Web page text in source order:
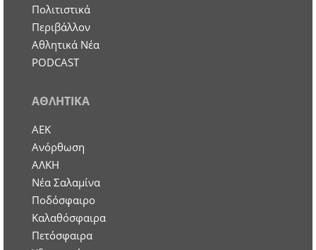
Πολιτιστικά
Περιβάλλον
Αθλητικά Νέα
PODCAST
ΑΘΛΗΤΙΚΑ
ΑΕΚ
Ανόρθωση
ΑΛΚΗ
Νέα Σαλαμίνα
Ποδόσφαιρο
Καλαθόσφαιρα
Πετόσφαιρα